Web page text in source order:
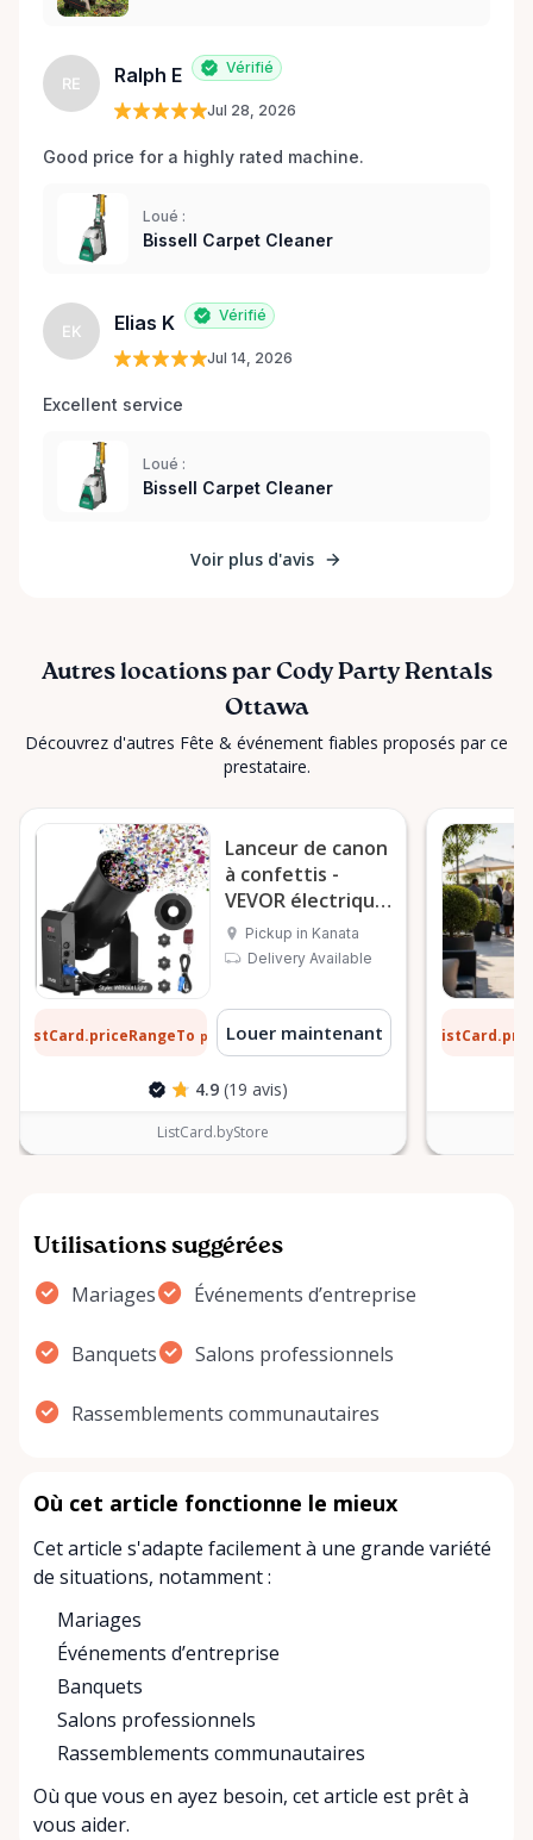
RE Ralph E Vérifié
Jul 28, 2026
Good price for a highly rated machine.
Loué :
Bissell Carpet Cleaner
EK Elias K Vérifié
Jul 14, 2026
Excellent service
Loué :
Bissell Carpet Cleaner
Voir plus d'avis
Autres locations par Cody Party Rentals
Ottawa
Découvrez d'autres Fête & événement fiables proposés par ce
prestataire.
Lanceur de canon
à confettis -
VEVOR électrique
1500 W
Pickup in Kanata
Delivery Available
ListCard.priceRangeTo par jourLouer maintenant
4.9 (19 avis)
ListCard.byStore
Utilisations suggérées
Mariages Événements d’entreprise
Banquets Salons professionnels
Rassemblements communautaires
Où cet article fonctionne le mieux
Cet article s'adapte facilement à une grande variété
de situations, notamment :
Mariages
Événements d’entreprise
Banquets
Salons professionnels
Rassemblements communautaires
Où que vous en ayez besoin, cet article est prêt à
vous aider.